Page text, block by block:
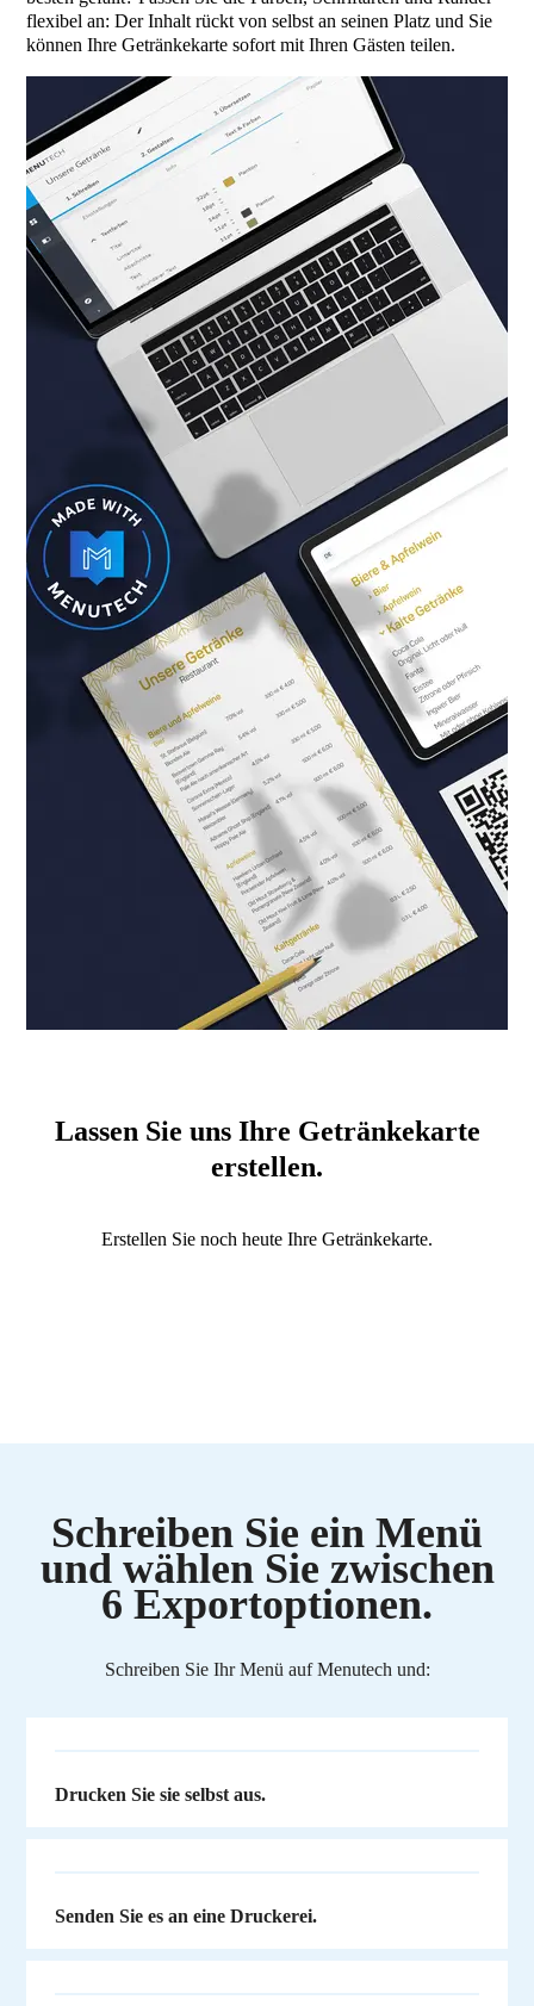
flexibel an: Der Inhalt rückt von selbst an seinen Platz und Sie
können Ihre Getränkekarte sofort mit Ihren Gästen teilen.
Lassen Sie uns Ihre Getränkekarte
erstellen.
Erstellen Sie noch heute Ihre Getränkekarte.
Schreiben Sie ein Menü
und wählen Sie zwischen
6 Exportoptionen.
Schreiben Sie Ihr Menü auf Menutech und:
Drucken Sie sie selbst aus.
Senden Sie es an eine Druckerei.